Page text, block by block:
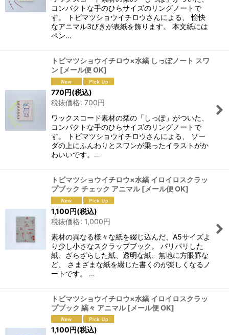
コンパクトな手のひらサイズのリングノートで
す。 トビマツショウイチロウさんによる、 愉快
なアニマル3びきが表紙を飾ります。 本文紙には
ペン…
トビマツショウイチロウ×水縞 しっぽノート スワ
ン [メール便 OK]
770円(税込)
税抜価格: 700円
ワックスコード素材の栞の「しっぽ」がついた、
コンパクトな手のひらサイズのリングノートで
す。 トビマツショウイチロウさんによる、 ソー
ダの上にふんわりとスワンが乗ったイラストがか
わいいです。…
トビマツショウイチロウ×水縞 イロイロスクラッ
プブック チェック アニマル [メール便 OK]
1,100円(税込)
税抜価格: 1,000円
素材の異なる様々な紙を綴じ込んだ、A5サイズよ
り少し小さなスクラップブック。 パリパリした
紙、ざらざらした紙、透明な紙、無地に方眼罫な
ど、 さまざまな紙を綴じた書くのが楽しくなるノ
ートです。 …
トビマツショウイチロウ×水縞 イロイロスクラッ
プブック 縞々 アニマル [メール便 OK]
1,100円(税込)